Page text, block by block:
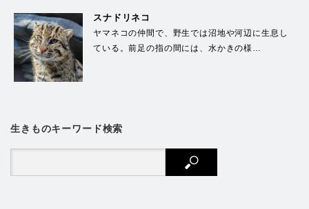
スナドリネコ
ヤマネコの仲間で、野生では沼地や河辺に生息し
ている。前足の指の間には、水かきの様…
生きものキーワード検索